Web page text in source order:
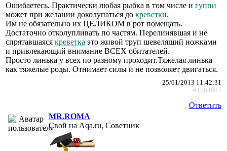
Ошибаетесь. Практически любая рыбка в том числе и гуппи
может при желании доколупаться до креветки.
Им не обязательно их ЦЕЛИКОМ в рот помещать.
Достаточно отколупливать по частям. Перелинявшая и не
спрятавшаяся креветка это живой труп шевелящий ножками
и привлекающий внимание ВСЕХ обитателей.
Просто линька у всех по разному проходит.Тяжелая линька
как тяжелые роды. Отнимает силы и не позволяет двигаться.
25/01/2013 11:42:31
#1764894
Ответить
MR.ROMA
Свой на Aqa.ru, Советник